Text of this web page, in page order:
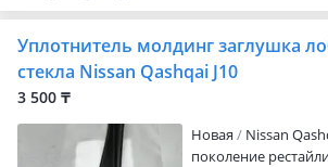
оплаты за товар.
такси полностью
покупателем.
Уплотнитель молдинг заглушка
стекла Nissan Qashqai J10
3 500 ₸
Новая
Nissan
поколение